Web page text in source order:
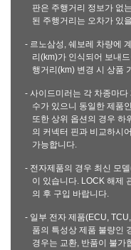
판은 주행거리 정보가 없
된 주행거리는 오차가 있
- 르노삼성, 쉐보레 차량에
리(km)가 인식되어 보내
행거리(km) 변경 시 상품
- 사이드미러는 각 차종마
수가 있으니 동일한 제품
또한 상위 옵션의 경우 하
의 커넥터 핀과 비교하시
가능합니다.
- 전자제품의 경우 최신 모
이 있습니다. LOCK 해제
의 후 구입 바랍니다.
- 일부 전자 제품(ECU,
품의 특성상 제품 불량인
경우는 교환, 반품이 불가